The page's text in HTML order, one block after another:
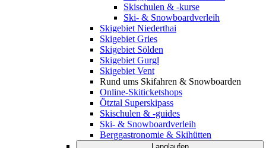
Skischulen & -kurse
Ski- & Snowboardverleih
Skigebiet Niederthai
Skigebiet Gries
Skigebiet Sölden
Skigebiet Gurgl
Skigebiet Vent
Rund ums Skifahren & Snowboarden
Online-Skiticketshops
Ötztal Superskipass
Skischulen & -guides
Ski- & Snowboardverleih
Berggastronomie & Skihütten